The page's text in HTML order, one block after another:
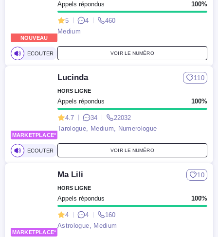
NOUVEAU
Appels répondus 100%
5 4
460
Medium
ECOUTER VOIR LE NUMÉRO
NOUVEAU
MARKETPLACE*
Lucinda 110
HORS LIGNE
Appels répondus 100%
4.7 34
22032
Tarologue, Medium, Numerologue
ECOUTER VOIR LE NUMÉRO
NOUVEAU
MARKETPLACE*
Ma Lili 10
HORS LIGNE
Appels répondus 100%
4 4
160
Astrologue, Medium